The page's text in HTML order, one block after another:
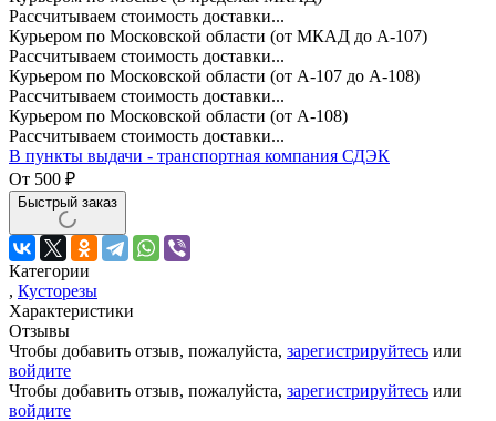
Рассчитываем стоимость доставки...
Курьером по Московской области (от МКАД до А-107)
Рассчитываем стоимость доставки...
Курьером по Московской области (от А-107 до А-108)
Рассчитываем стоимость доставки...
Курьером по Московской области (от А-108)
Рассчитываем стоимость доставки...
В пункты выдачи - транспортная компания СДЭК
От 500 ₽
Быстрый заказ
Категории
, Кусторезы
Характеристики
Отзывы
Чтобы добавить отзыв, пожалуйста, зарегистрируйтесь или
войдите
Чтобы добавить отзыв, пожалуйста, зарегистрируйтесь или
войдите